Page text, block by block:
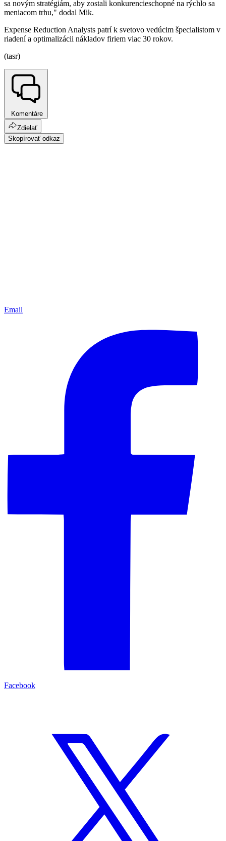
sa novým stratégiám, aby zostali konkurencieschopné na rýchlo sa
meniacom trhu," dodal Mik.
Expense Reduction Analysts patrí k svetovo vedúcim špecialistom v
riadení a optimalizácii nákladov firiem viac 30 rokov.
(tasr)
Komentáre
Zdielať
Skopírovať odkaz
Email
Facebook